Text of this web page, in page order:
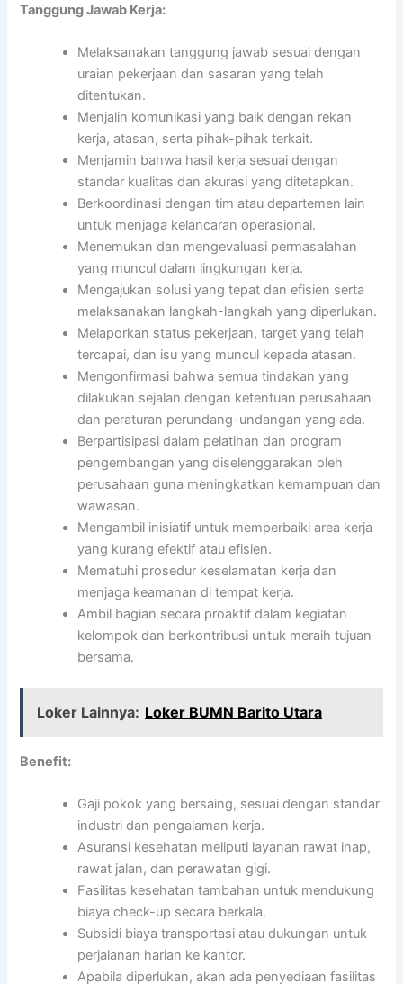
Tanggung Jawab Kerja:
Melaksanakan tanggung jawab sesuai dengan
uraian pekerjaan dan sasaran yang telah
ditentukan.
Menjalin komunikasi yang baik dengan rekan
kerja, atasan, serta pihak-pihak terkait.
Menjamin bahwa hasil kerja sesuai dengan
standar kualitas dan akurasi yang ditetapkan.
Berkoordinasi dengan tim atau departemen lain
untuk menjaga kelancaran operasional.
Menemukan dan mengevaluasi permasalahan
yang muncul dalam lingkungan kerja.
Mengajukan solusi yang tepat dan efisien serta
melaksanakan langkah-langkah yang diperlukan.
Melaporkan status pekerjaan, target yang telah
tercapai, dan isu yang muncul kepada atasan.
Mengonfirmasi bahwa semua tindakan yang
dilakukan sejalan dengan ketentuan perusahaan
dan peraturan perundang-undangan yang ada.
Berpartisipasi dalam pelatihan dan program
pengembangan yang diselenggarakan oleh
perusahaan guna meningkatkan kemampuan dan
wawasan.
Mengambil inisiatif untuk memperbaiki area kerja
yang kurang efektif atau efisien.
Mematuhi prosedur keselamatan kerja dan
menjaga keamanan di tempat kerja.
Ambil bagian secara proaktif dalam kegiatan
kelompok dan berkontribusi untuk meraih tujuan
bersama.
Loker Lainnya: Loker BUMN Barito Utara
Benefit:
Gaji pokok yang bersaing, sesuai dengan standar
industri dan pengalaman kerja.
Asuransi kesehatan meliputi layanan rawat inap,
rawat jalan, dan perawatan gigi.
Fasilitas kesehatan tambahan untuk mendukung
biaya check-up secara berkala.
Subsidi biaya transportasi atau dukungan untuk
perjalanan harian ke kantor.
Apabila diperlukan, akan ada penyediaan fasilitas